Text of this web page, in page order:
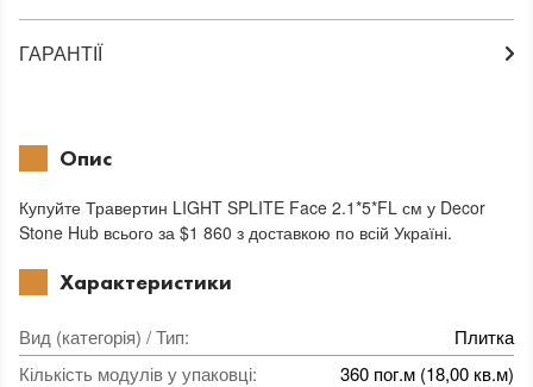
ГАРАНТІЇ
Опис
Купуйте Травертин LIGHT SPLITE Face 2.1*5*FL см у Decor
Stone Hub всього за $1 860 з доставкою по всій Україні.
Характеристики
Вид (категорія) / Тип:
Плитка
Кількість модулів у упаковці:
360 пог.м (18,00 кв.м)